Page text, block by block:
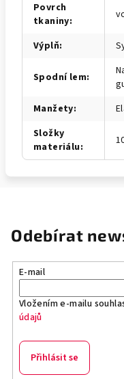
Povrch
tkaniny:
Výplň:
Spodní lem:
Manžety:
Složky
materiálu:
Odebírat
E-mail
Vložením e-mailu
údajů
Přihlásit se